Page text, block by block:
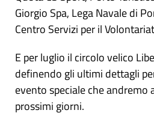
Giorgio Spa, Lega Navale di
Centro Servizi per il
E per luglio il circolo velico
definendo gli ultimi dettagli
evento speciale che andremo
prossimi giorni.